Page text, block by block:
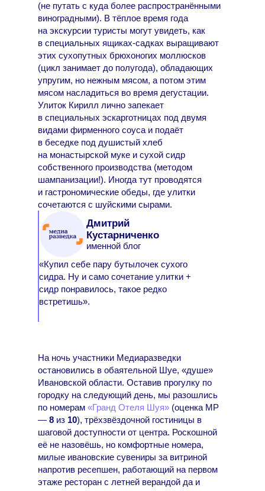
(не путать с куда более распространёнными
виноградными). В тёплое время года
на экскурсии туристы могут увидеть, как
в специальных ящиках-садках выращивают
этих сухопутных брюхоногих моллюсков
(цикл занимает до полугода), обладающих
упругим, но нежным мясом, а потом этим
мясом насладиться во время дегустации.
Улиток Кирилл лично запекает
в специальных эскарготницах под двумя
видами фирменного соуса и подаёт
в беседке под душистый хлеб
на монастырской муке и сухой сидр
собственного производства (методом
шампанизации!). Иногда тут проводятся
и гастрономические обеды, где улитки
сочетаются с шуйскими сырами.
Дмитрий
Кустарниченко
именной блог
«Купил себе пару бутылочек сухого
сидра. Ну и само сочетание улитки +
сидр понравилось, такое редко
встретишь».
На ночь участники Медиаразведки
остановились в обаятельной Шуе, «душе»
Ивановской области. Оставив прогулку по
городку на следующий день, мы разошлись
по номерам «Гранд Отеля Шуя» (оценка МР
— 8 из 10), трёхзвёздочной гостиницы в
шаговой доступности от центра. Роскошной
её не назовёшь, но комфортные номера,
милые ивановские сувениры за витриной
напротив ресепшен, работающий на первом
этаже ресторан с летней верандой да и